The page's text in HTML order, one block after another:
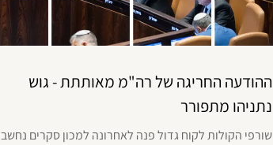
ההודעה החריגה של רה"מ מאותתת - גוש
נתניהו מתפורר
שורפי הקולות לקוח גדול פנה לאחרונה למכון סקרים נחשב